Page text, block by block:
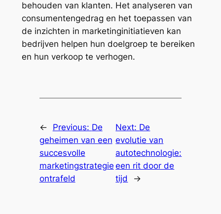
behouden van klanten. Het analyseren van
consumentengedrag en het toepassen van
de inzichten in marketinginitiatieven kan
bedrijven helpen hun doelgroep te bereiken
en hun verkoop te verhogen.
← Previous: De
geheimen van een
succesvolle
marketingstrategie
ontrafeld
Next: De
evolutie van
autotechnologie:
een rit door de
tijd
→